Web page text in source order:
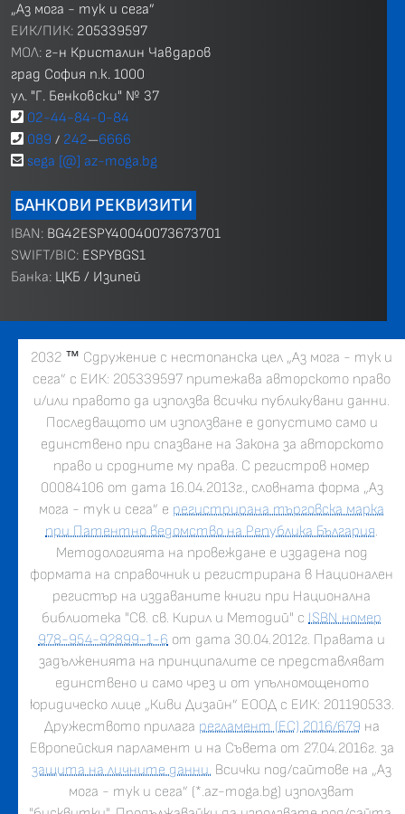
„Аз мога - тук и сега”
ЕИК/ПИК: 205339597
МОЛ: г-н Кристалин Чавдаров
град София п.к. 1000
ул. "Г. Бенковски" № 37
02-44-84-0-84
089 / 242—6666
sega [@] az-moga.bg
БАНКОВИ РЕКВИЗИТИ
IBAN: BG42ESPY40040073673701
SWIFT/BIC: ESPYBGS1
Банка: ЦКБ / Изипей
2032 ™ Сдружение с нестопанска цел „Аз мога - тук и
сега” с ЕИК: 205339597 притежава авторското право
и/или правото да използва всички публикувани данни.
Последващото им използване е допустимо само и
единствено при спазване на Закона за авторското
право и сродните му права. С регистров номер
00084106 от дата 16.04.2013г., словната форма „Аз
мога - тук и сега” е регистрирана търговска марка
при Патентно ведомство на Република България.
Методологията на провеждане е издадена под
формата на справочник и регистрирана в Национален
регистър на издаваните книги при Национална
библиотека "Св. св. Кирил и Методий" с ISBN номер
978-954-92899-1-6 от дата 30.04.2012г. Правата и
задълженията на принципалите се представляват
единствено и само чрез и от упълномощеното
юридическо лице „Киви Дизайн” ЕООД с ЕИК: 201190533.
Дружеството прилага регламент (ЕС) 2016/679 на
Европейския парламент и на Съвета от 27.04.2016г. за
защита на личните данни. Всички под/сайтове на „Аз
мога - тук и сега” (*.az-moga.bg) използват